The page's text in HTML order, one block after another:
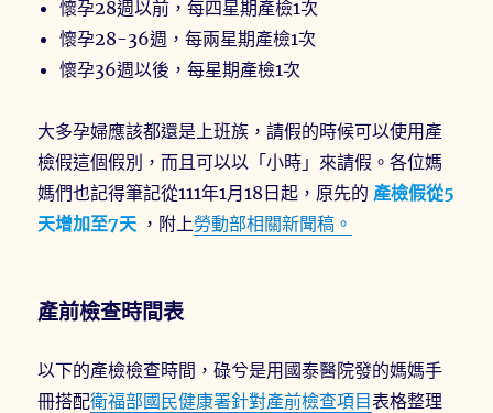
懷孕28週以前，每四星期產檢1次
懷孕28-36週，每兩星期產檢1次
懷孕36週以後，每星期產檢1次
大多孕婦應該都還是上班族，請假的時候可以使用產
檢假這個假別，而且可以以「小時」來請假。各位媽
媽們也記得筆記從111年1月18日起，原先的 產檢假從5
天增加至7天 ，附上勞動部相關新聞稿。
產前檢查時間表
以下的產檢檢查時間，碌兮是用國泰醫院發的媽媽手
冊搭配衛福部國民健康署針對產前檢查項目表格整理